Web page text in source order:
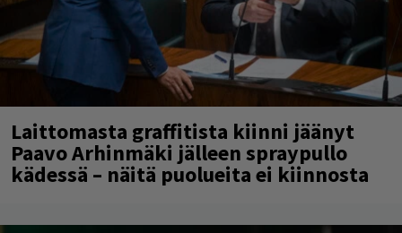
Laittomasta graffitista kiinni jäänyt
Paavo Arhinmäki jälleen spraypullo
kädessä – näitä puolueita ei kiinnosta